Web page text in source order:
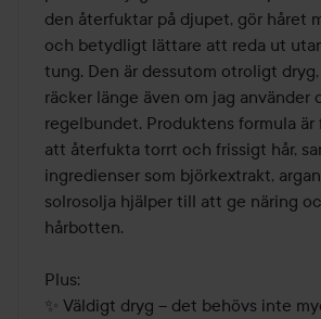
den återfuktar på djupet, gör håret
och betydligt lättare att reda ut
tung. Den är dessutom otroligt
räcker länge även om jag använder
regelbundet. Produktens formula är
att återfukta torrt och frissigt hår,
ingredienser som björkextrakt,
solrosolja hjälper till att ge näring
hårbotten.
Plus:
✨ Väldigt dryg – det behövs inte